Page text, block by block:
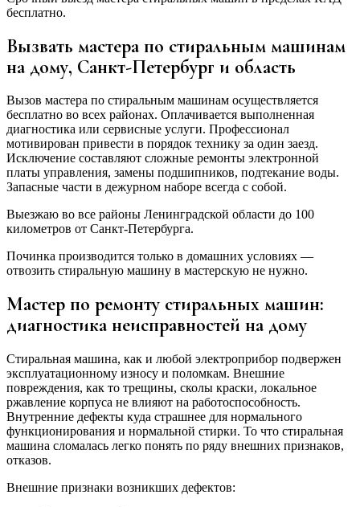
бесплатно.
Вызвать мастера по стиральным машинам
на дому, Санкт-Петербург и область
Вызов мастера по стиральным машинам осуществляется
бесплатно во всех районах. Оплачивается выполненная
диагностика или сервисные услуги. Профессионал
мотивирован привести в порядок технику за один заезд.
Исключение составляют сложные ремонты электронной
платы управления, замены подшипников, подтекание воды.
Запасные части в дежурном наборе всегда с собой.
Выезжаю во все районы Ленинградской области до 100
километров от Санкт-Петербурга.
Починка производится только в домашних условиях —
отвозить стиральную машину в мастерскую не нужно.
Мастер по ремонту стиральных машин:
диагностика неисправностей на дому
Стиральная машина, как и любой электроприбор подвержен
эксплуатационному износу и поломкам. Внешние
повреждения, как то трещины, сколы краски, локальное
ржавление корпуса не влияют на работоспособность.
Внутренние дефекты куда страшнее для нормального
функционирования и нормальной стирки. То что стиральная
машина сломалась легко понять по ряду внешних признаков,
отказов.
Внешние признаки возникших дефектов: